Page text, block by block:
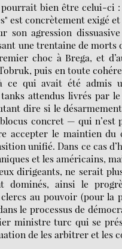
bien être celui-ci
est concrètement exigé
son agression
une trentaine de
choc à Brega, et
puis en toute
ce qui avait été admis
attendus livrés par
dire si le
concret — qui n’est
accepter le maintien du
unifié. Dans ce cas
et les américains,
dirigeants, ne serait
ainsi le
au pouvoir (pour la
le processus de
ministre turc qui se
de les arbitrer et les